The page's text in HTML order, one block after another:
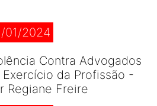
01/2024
Contra Advogados
Exercício da Profissão -
Regiane Freire